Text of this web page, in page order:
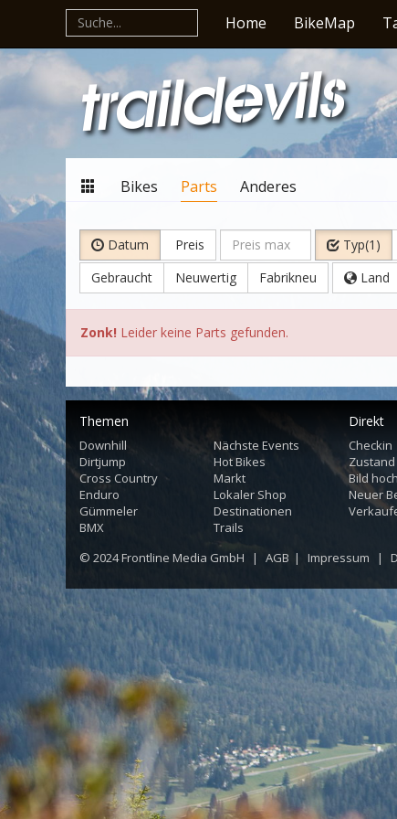
Home BikeMap
Bikes Parts Anderes
Datum Preis Typ(1)
Gebraucht
Neuwertig Fabrikneu Land
Zonk! Leider keine Parts gefunden.
Themen
Downhill
Dirtjump
Cross Country
Enduro
Gümmeler
BMX
Nächste Events
Hot Bikes
Markt
Lokaler Shop
Destinationen
Trails
Direkt
Checkin
Bild
Neuer
© 2024Frontline Media GmbH | AGB | Impressum |